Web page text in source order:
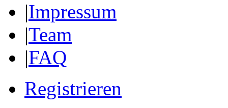
|Impressum
|Team
|FAQ
Registrieren